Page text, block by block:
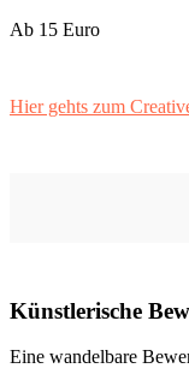
Ab 15 Euro
Hier gehts zum
Künstlerische
Eine wandelbare